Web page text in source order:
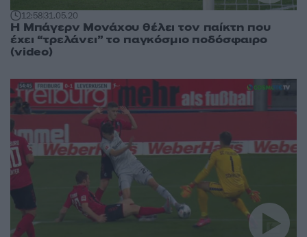
12:5831.05.20
Η Μπάγερν Μονάχου θέλει τον παίκτη που
έχει “τρελάνει” το παγκόσμιο ποδόσφαιρο
(video)